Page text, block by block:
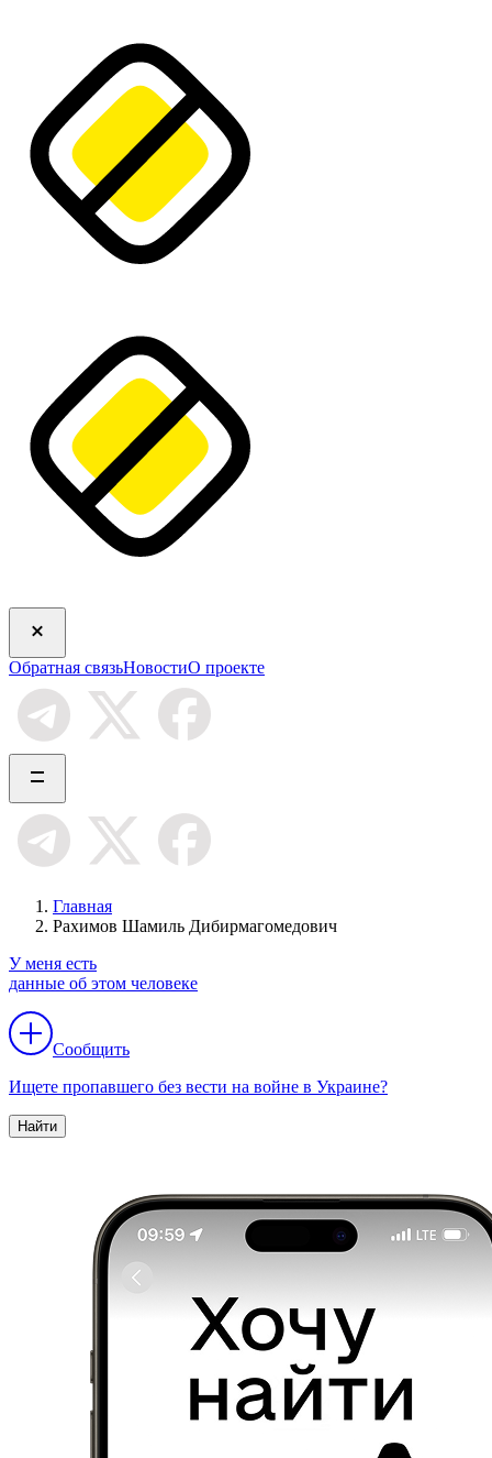
Обратная связьНовостиО проекте
Главная
Рахимов Шамиль Дибирмагомедович
У меня есть
данные об этом человеке
Сообщить
Ищете пропавшего без вести на войне в Украине?
Найти